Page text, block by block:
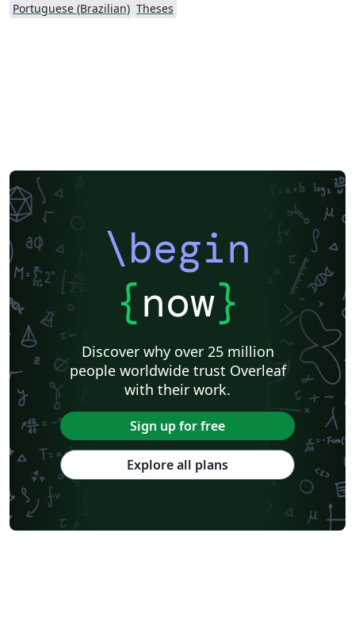
Portuguese (Brazilian) Theses
\begin
{now}
Discover why over 25 million
people worldwide trust Overleaf
with their work.
Sign up for free
Explore all plans